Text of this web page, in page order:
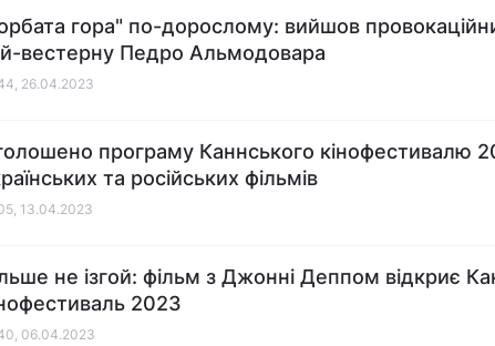
гора" по-дорослому: вийшов
вестерну Педро Альмодовара
26.04.2023
програму Каннського кінофестивалю
та російських фільмів
13.04.2023
не ізгой: фільм з Джонні Деппом відкриє
2023
06.04.2023